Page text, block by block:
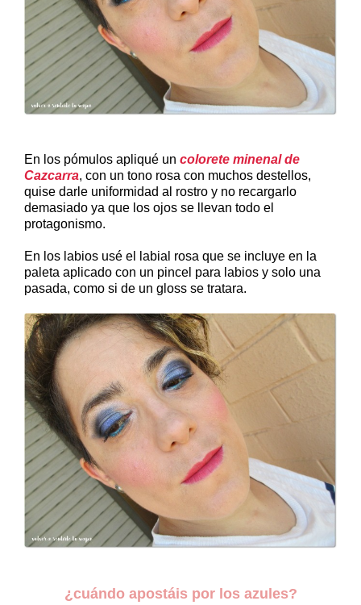
En los pómulos apliqué un colorete minenal de
Cazcarra, con un tono rosa con muchos destellos,
quise darle uniformidad al rostro y no recargarlo
demasiado ya que los ojos se llevan todo el
protagonismo.
En los labios usé el labial rosa que se incluye en la
paleta aplicado con un pincel para labios y solo una
pasada, como si de un gloss se tratara.
¿cuándo apostáis por los azules?